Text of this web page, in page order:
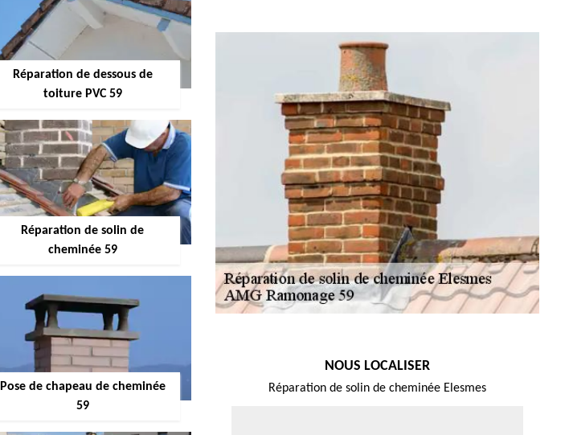
Réparation de dessous de
toiture PVC 59
Réparation de solin de
cheminée 59
Pose de chapeau de cheminée
59
NOUS LOCALISER
Réparation de solin de cheminée Elesmes